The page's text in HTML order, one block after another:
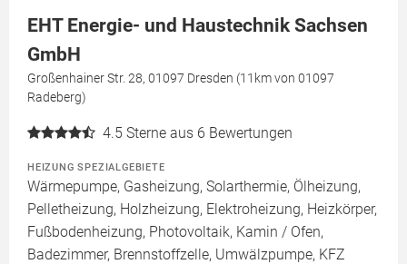
EHT Energie- und Haustechnik Sachsen
GmbH
Großenhainer Str. 28, 01097 Dresden (11km von 01097
Radeberg)
4.5 Sterne aus 6 Bewertungen
HEIZUNG SPEZIALGEBIETE
Wärmepumpe, Gasheizung, Solarthermie, Ölheizung,
Pelletheizung, Holzheizung, Elektroheizung, Heizkörper,
Fußbodenheizung, Photovoltaik, Kamin / Ofen,
Badezimmer, Brennstoffzelle, Umwälzpumpe, KFZ